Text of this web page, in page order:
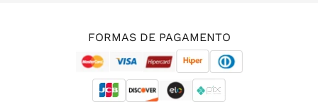
FORMAS DE PAGAMENTO